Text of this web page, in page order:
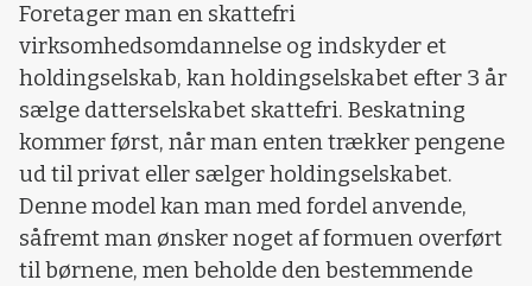
Foretager man en skattefri
virksomhedsomdannelse og indskyder et
holdingselskab, kan holdingselskabet efter 3 år
sælge datterselskabet skattefri. Beskatning
kommer først, når man enten trækker pengene
ud til privat eller sælger holdingselskabet.
Denne model kan man med fordel anvende,
såfremt man ønsker noget af formuen overført
til børnene, men beholde den bestemmende